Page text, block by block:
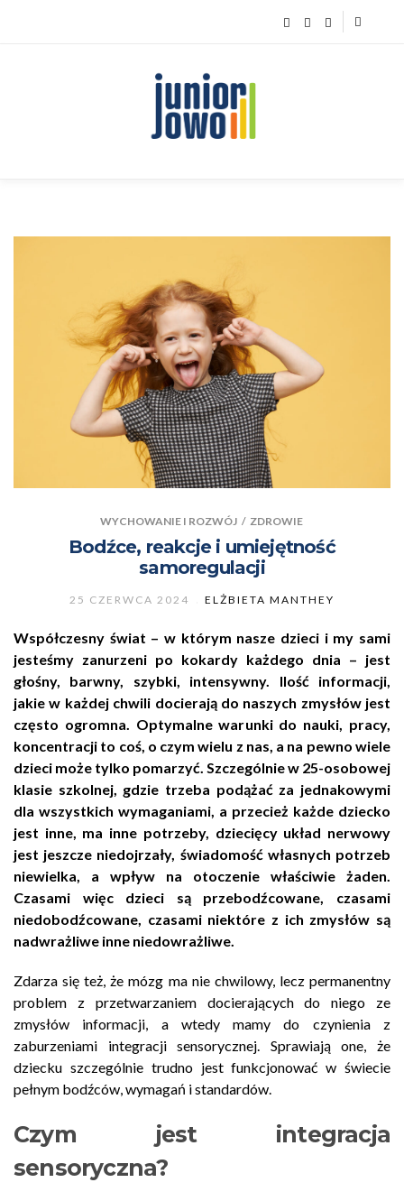
WYCHOWANIE I ROZWÓJ / ZDROWIE
Bodźce, reakcje i umiejętność
samoregulacji
25 CZERWCA 2024 ELŻBIETA MANTHEY
Współczesny świat – w którym nasze dzieci i my sami
jesteśmy zanurzeni po kokardy każdego dnia – jest
głośny, barwny, szybki, intensywny. Ilość informacji,
jakie w każdej chwili docierają do naszych zmysłów jest
często ogromna. Optymalne warunki do nauki, pracy,
koncentracji to coś, o czym wielu z nas, a na pewno wiele
dzieci może tylko pomarzyć. Szczególnie w 25-osobowej
klasie szkolnej, gdzie trzeba podążać za jednakowymi
dla wszystkich wymaganiami, a przecież każde dziecko
jest inne, ma inne potrzeby, dziecięcy układ nerwowy
jest jeszcze niedojrzały, świadomość własnych potrzeb
niewielka, a wpływ na otoczenie właściwie żaden.
Czasami więc dzieci są przebodźcowane, czasami
niedobodźcowane, czasami niektóre z ich zmysłów są
nadwrażliwe inne niedowrażliwe.
Zdarza się też, że mózg ma nie chwilowy, lecz permanentny
problem z przetwarzaniem docierających do niego ze
zmysłów informacji, a wtedy mamy do czynienia z
zaburzeniami integracji sensorycznej. Sprawiają one, że
dziecku szczególnie trudno jest funkcjonować w świecie
pełnym bodźców, wymagań i standardów.
Czym jest integracja
sensoryczna?